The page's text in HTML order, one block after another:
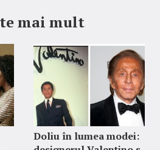
mai mult
Doliu în lumea modei: